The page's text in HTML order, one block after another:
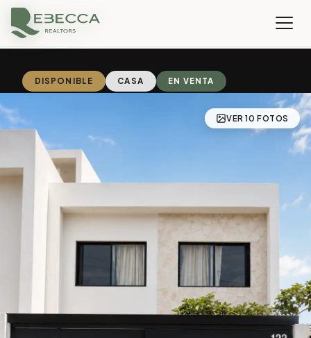
DISPONIBLE CASA EN VENTA
VER 10 FOTOS